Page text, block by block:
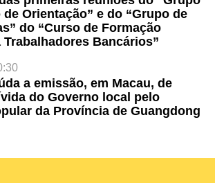
de Orientação” e do “Grupo de
do “Curso de Formação
Trabalhadores Bancários”
a emissão, em Macau, de
do Governo local pelo
da Província de Guangdong